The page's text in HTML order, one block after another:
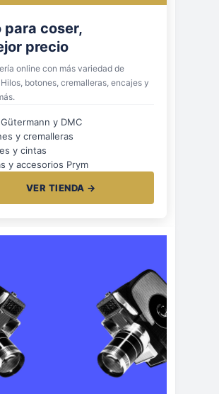
para coser,
precio
online con más variedad de
Hilos, botones, cremalleras, encajes y
y DMC
y cremalleras
y cintas
y accesorios Prym
VER TIENDA →